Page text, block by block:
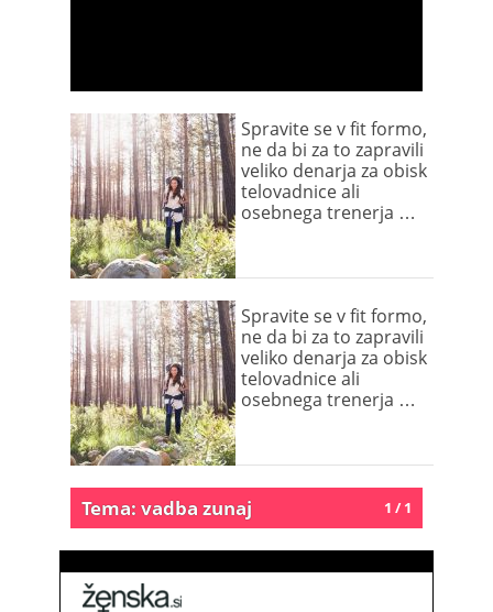
Spravite se v fit formo,
ne da bi za to zapravili
veliko denarja za obisk
telovadnice ali
osebnega trenerja …
Spravite se v fit formo,
ne da bi za to zapravili
veliko denarja za obisk
telovadnice ali
osebnega trenerja …
1 / 1
Tema: vadba zunaj